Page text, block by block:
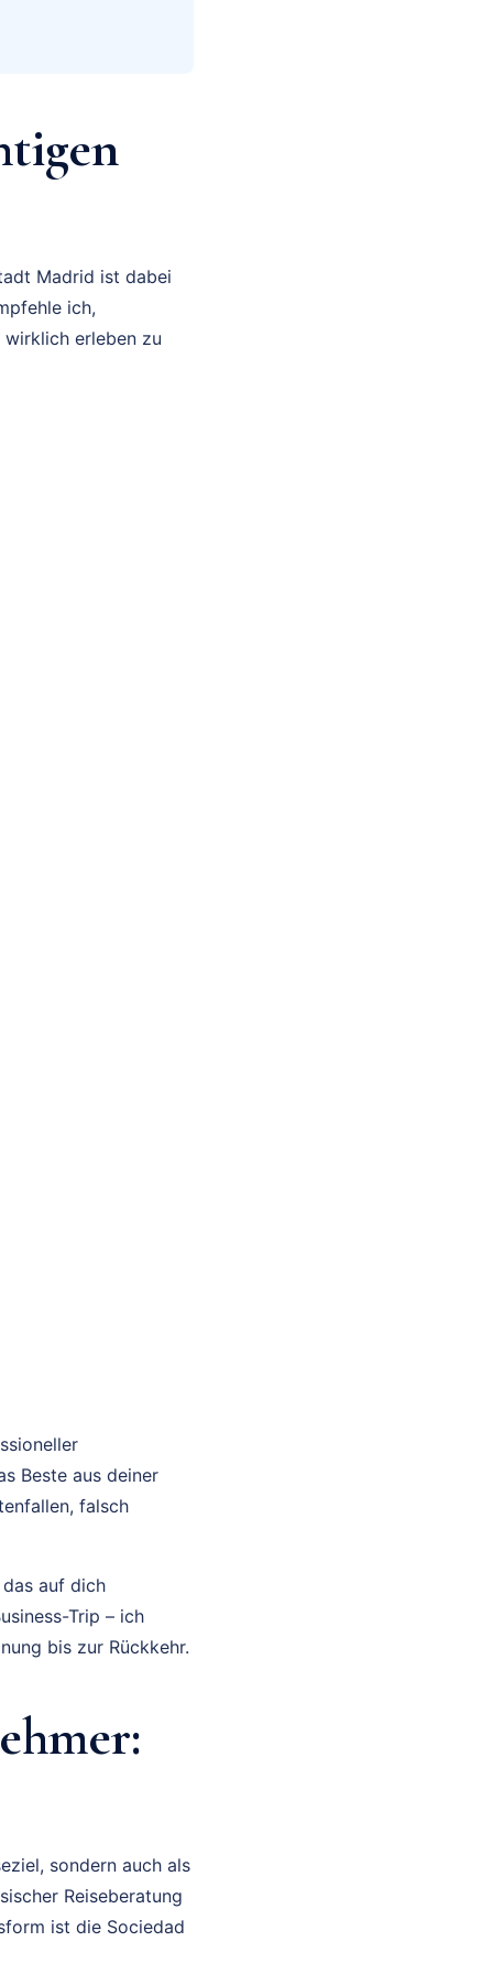
Madrid ist dabei
ich,
wirklich erleben zu
Beste aus deiner
falsch
auf dich
Trip – ich
bis zur Rückkehr.
sondern auch als
Reiseberatung
ist die Sociedad